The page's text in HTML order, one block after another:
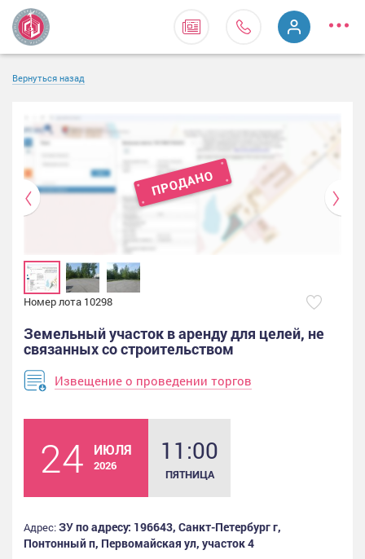
Вернуться назад
Номер лота 10298
Земельный участок в аренду для целей, не
связанных со строительством
Извещение о проведении торгов
24 ИЮЛЯ
2026 11:00
ПЯТНИЦА
Адрес:ЗУ по адресу: 196643, Санкт-Петербург г,
Понтонный п, Первомайская ул, участок 4